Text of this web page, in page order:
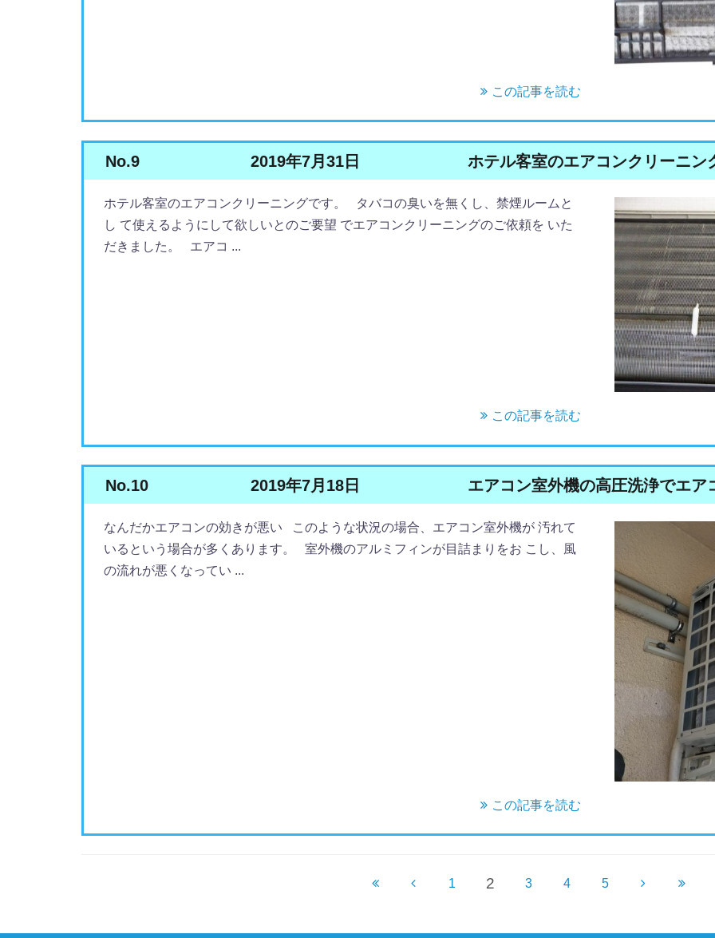
この記事を読む
No.9 2019年7月31日 ホテル客室のエアコンクリーニン
ホテル客室のエアコンクリーニングです。 タバコの臭いを無くし、禁煙ルームと
し て使えるようにして欲しいとのご要望 でエアコンクリーニングのご依頼を いた
だきました。 エアコ ...
この記事を読む
No.10 2019年7月18日 エアコン室外機の高圧洗浄でエ
なんだかエアコンの効きが悪い このような状況の場合、エアコン室外機が 汚れて
いるという場合が多くあります。 室外機のアルミフィンが目詰まりをお こし、風
の流れが悪くなってい ...
この記事を読む
1 2 3 4 5